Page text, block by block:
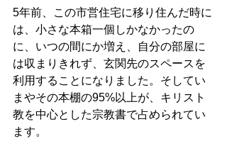
5年前、この市営住宅に移り住んだ時に
は、小さな本箱一個しかなかったの
に、いつの間にか増え、自分の部屋に
は収まりきれず、玄関先のスペースを
利用することになりました。そしてい
まやその本棚の95%以上が、キリスト
教を中心とした宗教書で占められてい
ます。